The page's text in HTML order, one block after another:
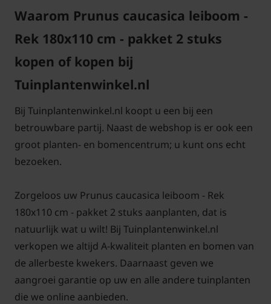
daarna weer vele nieuwe mooi donkergroene
bladeren. Een alternatief voor de Lei Laurier zou de
leivorm van de Photinia (of Glansmispel) kunnen
zijn.
Lei-Laurier 'Caucasica' snoeien en
onderhouden
maanden juni en juli. Snoei bij voorkeur op een
bewolkte en koele dag. Dit voorkomt brandschade
aan het blad. Met een snoeischaar kunt u gericht
snoeien zodat er geen bladschade optreedt. We
bevelen dit vooral aan bij de tuinplanten met een
groot blad omdat dit daar vaak goed zichtbaar is.
Waarom Prunus caucasica leiboom -
Rek 180x110 cm - pakket 2 stuks
kopen of kopen bij
Tuinplantenwinkel.nl
Bij Tuinplantenwinkel.nl koopt u een bij een
betrouwbare partij. Naast de webshop is er ook een
groot planten- en bomencentrum; u kunt ons echt
bezoeken.
Zorgeloos uw Prunus caucasica leiboom - Rek
180x110 cm - pakket 2 stuks aanplanten, dat is
natuurlijk wat u wilt! Bij Tuinplantenwinkel.nl
verkopen we altijd A-kwaliteit planten en bomen van
de allerbeste kwekers. Daarnaast geven we
aangroei garantie op uw en alle andere tuinplanten
die we online aanbieden.